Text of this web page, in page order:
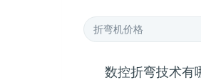
数控折弯技术有